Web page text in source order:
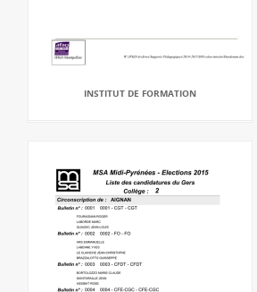
INSTITUT DE FORMATION